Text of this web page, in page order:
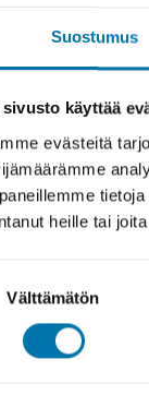
Suostumus
sivusto käyttää
evästeitä
heille tai
Välttämätön